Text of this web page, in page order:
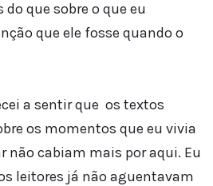
que sobre o que eu
que ele fosse quando o
a sentir que os textos
os momentos que eu vivia
não cabiam mais por aqui. Eu
leitores já não aguentavam